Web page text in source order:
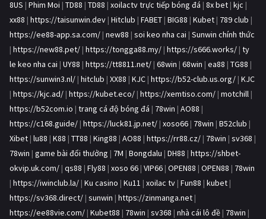
8US | Phim Moi | TD88 | TD88 | xoilactv trực tiếp bóng đá | 8x bet | kjc |
xx88 | https://taisunwin.dev | Hitclub | FABET | BIG88 | Kubet | 789 club |
https://ee88-app.sa.com/ | new88 | soi keo nha cai | Sunwin chính thức
| https://new88.pet/ | https://tongga88.my/ | https://s666.works/ | ty
le keo nha cai | UY88 | https://tt8811.net/ | 68win | 68win | ea88 | TG88 |
https://sunwin3.nl/ | hitclub | XX88 | KJC | https://b52-club.us.org/ | KJC
| https://kjc.ad/ | https://kubet.eco/ | https://xemtiso.com/ | motchill |
https://b52com.io | trang cá độ bóng đá | 78win | AO88 |
https://c168.guide/ | https://luck81.jp.net/ | xoso66 | 78win | B52club |
Xibet | lu88 | K88 | TT88 | King88 | AO88 | https://rr88.cz/ | 78win | sv368 |
78win | game bài đổi thưởng | 7M | Bongdalu | DH88 | https://shbet-
okvip.uk.com/ | qs88 | Fly88 | xoso 66 | VIP66 | OPEN88 | OPEN88 | 78win
| https://iwinclub.la/ | Ku casino | Ku11 | xoilac tv | Fun88 | kubet |
https://sv368.direct/ | sunwin | https://zinmanga.net |
https://ee88vie.com/ | Kubet88 | 78win | sv368 | nhà cái lô đề | 78win |